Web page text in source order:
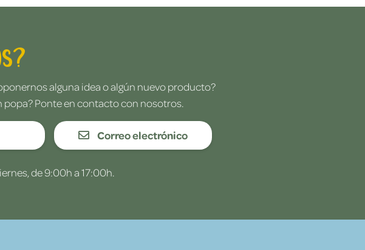
alguna idea o algún nuevo producto?
popa? Ponte en contacto con nosotros.
Correo electrónico
de 9:00h a 17:00h.